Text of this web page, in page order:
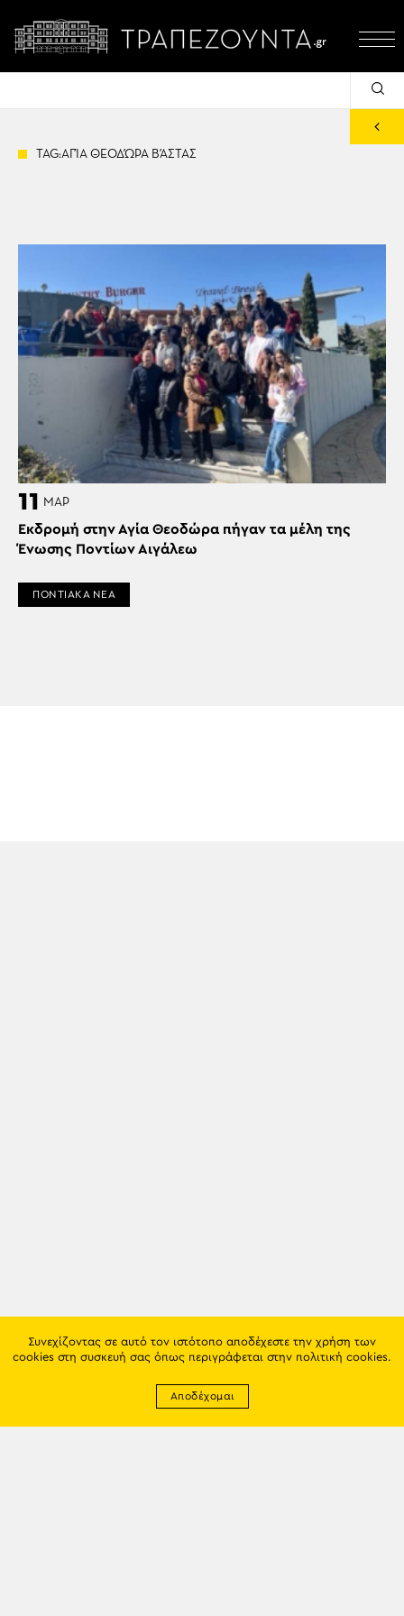
TAG:ΑΓΊΑ ΘΕΟΔΏΡΑ ΒΆΣΤΑΣ
11 ΜΑΡ
Εκδρομή στην Αγία Θεοδώρα πήγαν τα μέλη της
Ένωσης Ποντίων Αιγάλεω
ΠΟΝΤΙΑΚΑ ΝΕΑ
Συνεχίζοντας σε αυτό τον ιστότοπο αποδέχεστε την χρήση των
cookies στη συσκευή σας όπως περιγράφεται στην πολιτική cookies.
Αποδέχομαι